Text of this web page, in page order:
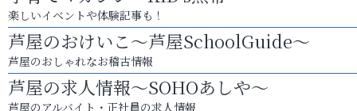
楽しいイベントや体験記事も！
芦屋のおけいこ～芦屋SchoolGuide～
芦屋のおしゃれなお稽古情報
芦屋の求人情報～SOHOあしや～
芦屋のアルバイト・正社員の求人情報